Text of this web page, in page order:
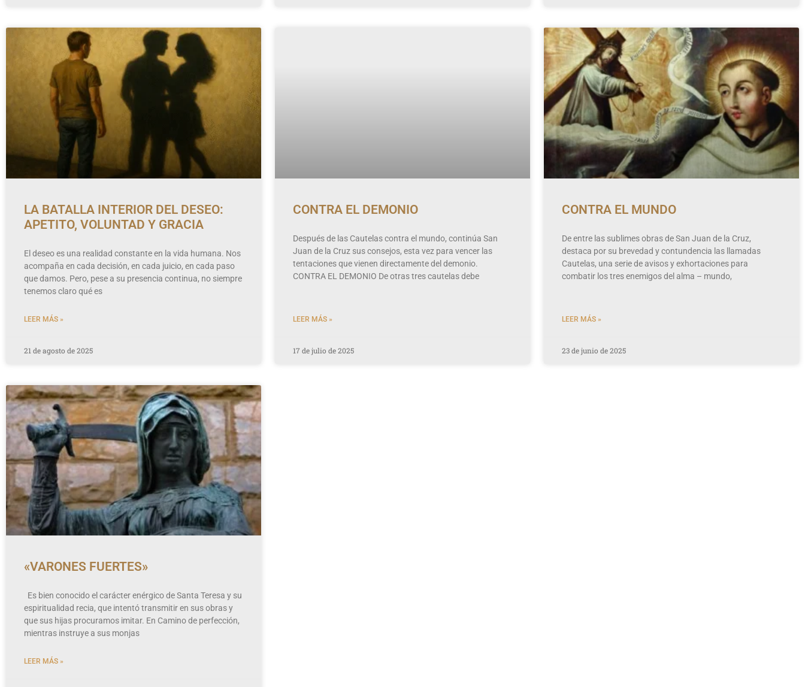
LA BATALLA INTERIOR DEL DESEO:
APETITO, VOLUNTAD Y GRACIA
El deseo es una realidad constante en la vida humana. Nos
acompaña en cada decisión, en cada juicio, en cada paso
que damos. Pero, pese a su presencia continua, no siempre
tenemos claro qué es
LEER MÁS »
21 de agosto de 2025
CONTRA EL DEMONIO
Después de las Cautelas contra el mundo, continúa San
Juan de la Cruz sus consejos, esta vez para vencer las
tentaciones que vienen directamente del demonio.
CONTRA EL DEMONIO De otras tres cautelas debe
LEER MÁS »
17 de julio de 2025
CONTRA EL MUNDO
De entre las sublimes obras de San Juan de la Cruz,
destaca por su brevedad y contundencia las llamadas
Cautelas, una serie de avisos y exhortaciones para
combatir los tres enemigos del alma – mundo,
LEER MÁS »
23 de junio de 2025
«VARONES FUERTES»
Es bien conocido el carácter enérgico de Santa Teresa y su
espiritualidad recia, que intentó transmitir en sus obras y
que sus hijas procuramos imitar. En Camino de perfección,
mientras instruye a sus monjas
LEER MÁS »